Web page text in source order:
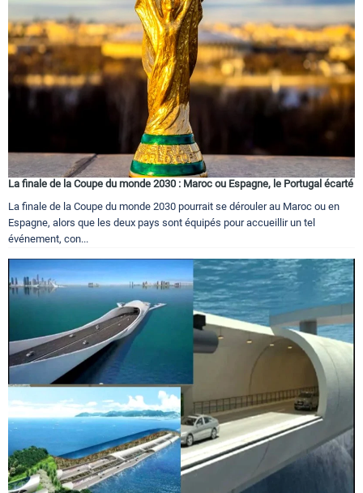
La finale de la Coupe du monde 2030 : Maroc ou Espagne, le Portugal écarté
La finale de la Coupe du monde 2030 pourrait se dérouler au Maroc ou en
Espagne, alors que les deux pays sont équipés pour accueillir un tel
événement, con...